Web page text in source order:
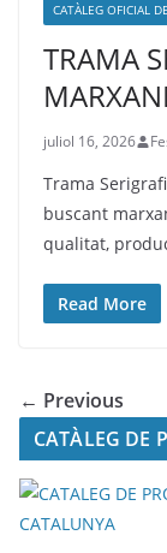
CATÀLEG OFICIAL
TRAMA
juliol 16, 2026
Trama
buscant
qualitat,
Read More
← Previous
CATÀLEG DE